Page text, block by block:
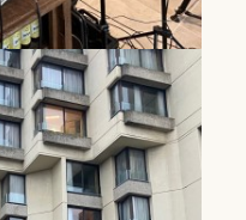
Antwerpen
om geloof en
te geven.